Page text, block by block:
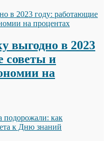
выгодно в 2023
советы и
на